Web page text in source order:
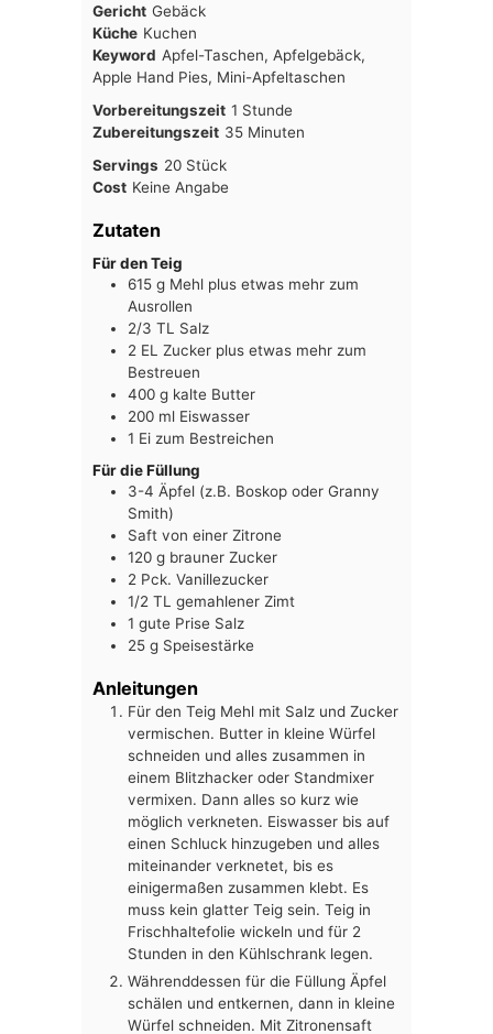
Gericht Gebäck
Küche Kuchen
Keyword Apfel-Taschen, Apfelgebäck,
Apple Hand Pies, Mini-Apfeltaschen
Vorbereitungszeit 1 Stunde
Stunde
Zubereitungszeit 35Minuten
Minuten
Servings 20 Stück
Cost Keine Angabe
Zutaten
Für den Teig
615 g Mehl plus etwas mehr zum
Ausrollen
2/3 TL Salz
2 EL Zucker plus etwas mehr zum
Bestreuen
400 g kalte Butter
200 ml Eiswasser
1 Ei zum Bestreichen
Für die Füllung
3-4 Äpfel (z.B. Boskop oder Granny
Smith)
Saft von einer Zitrone
120 g brauner Zucker
2 Pck. Vanillezucker
1/2 TL gemahlener Zimt
1 gute Prise Salz
25 g Speisestärke
Anleitungen
Für den Teig Mehl mit Salz und Zucker
vermischen. Butter in kleine Würfel
schneiden und alles zusammen in
einem Blitzhacker oder Standmixer
vermixen. Dann alles so kurz wie
möglich verkneten. Eiswasser bis auf
einen Schluck hinzugeben und alles
miteinander verknetet, bis es
einigermaßen zusammen klebt. Es
muss kein glatter Teig sein. Teig in
Frischhaltefolie wickeln und für 2
Stunden in den Kühlschrank legen.
Währenddessen für die Füllung Äpfel
schälen und entkernen, dann in kleine
Würfel schneiden. Mit Zitronensaft